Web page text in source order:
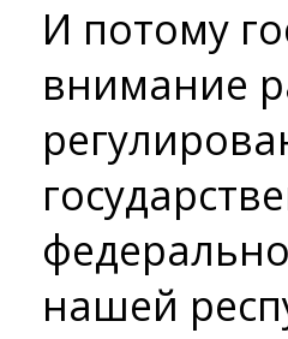
И потому
внимание
нашей